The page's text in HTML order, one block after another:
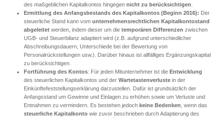
des maßgeblichen Kapitalkontos hingegen nicht zu berücksichtigen
Ermittlung des Anfangsbestands des Kapitalkontos (Beginn 2016): Der
steuerliche Stand kann vom unternehmensrechtlichen Kapitalkontostand
abgeleitetwerden, indem dieser um die temporären Differenzen zwischen
UGB- und Steuerbilanz adaptiert wird (z.B. aufgrund unterschiedlicher
Abschreibungsdauern, Unterschiede bei der Bewertung von
Personalrückstellungen usw.). Darüber hinaus ist allfälliges Ergänzungskapital
zu berücksichtigen.
Fortführung des Kontos: Für jeden Mitunternehmer ist die Entwicklung
des steuerlichen Kapitalkontos und der Wartetastenverlustein der
Einkünftefeststellungserklärung darzustellen. Dafür ist grundsätzlich der
Anfangsstand um Gewinne und Einlagen zu erhöhen sowie um Verluste und
Entnahmen zu vermindern. Es bestehen jedoch keine Bedenken , wenn das
steuerliche Kapitalkontowie zuvor beschrieben durch Adaptierung des